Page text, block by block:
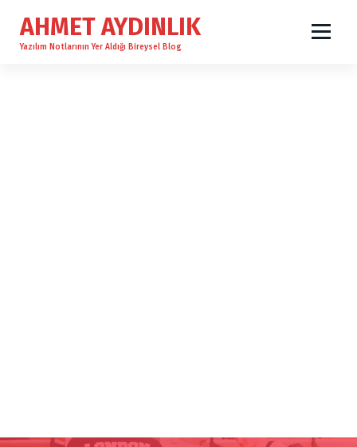
AHMET AYDINLIK
Yazılım Notlarının Yer Aldığı Bireysel Blog